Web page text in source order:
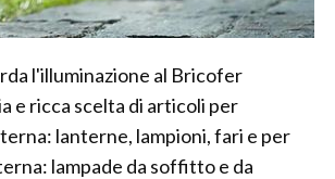
l'illuminazione al Bricofer
e ricca scelta di articoli per
lanterne, lampioni, fari e per
lampade da soffitto e da